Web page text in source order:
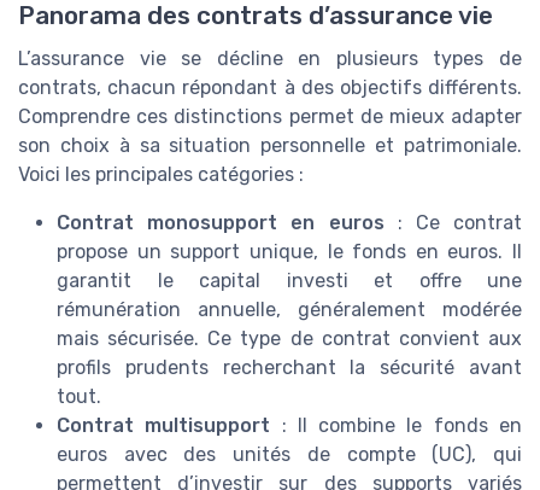
Panorama des contrats d’assurance vie
L’assurance vie se décline en plusieurs types de
contrats, chacun répondant à des objectifs différents.
Comprendre ces distinctions permet de mieux adapter
son choix à sa situation personnelle et patrimoniale.
Voici les principales catégories :
Contrat monosupport en euros : Ce contrat
propose un support unique, le fonds en euros. Il
garantit le capital investi et offre une
rémunération annuelle, généralement modérée
mais sécurisée. Ce type de contrat convient aux
profils prudents recherchant la sécurité avant
tout.
Contrat multisupport : Il combine le fonds en
euros avec des unités de compte (UC), qui
permettent d’investir sur des supports variés